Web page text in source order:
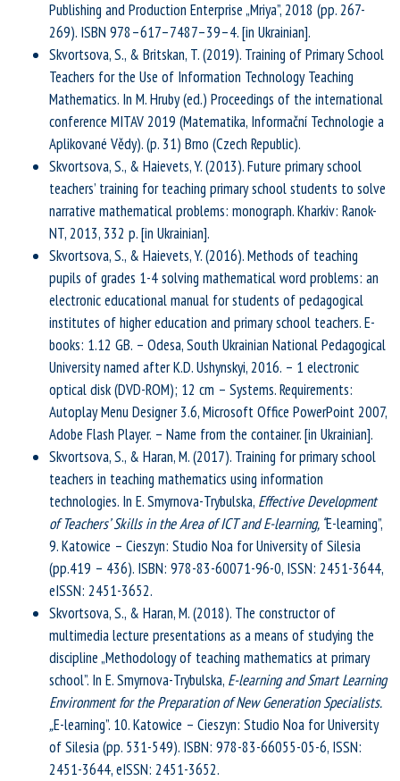
Publishing and Production Enterprise „Mriya”, 2018 (pp. 267-
269). ISBN 978–617–7487–39–4. [in Ukrainian].
Skvortsova, S., & Britskan, T. (2019). Training of Primary School
Teachers for the Use of Information Technology Teaching
Mathematics. In M. Hruby (ed.) Proceedings of the international
conference MITAV 2019 (Matematika, Informační Technologie a
Aplikované Vědy). (p. 31) Brno (Czech Republic).
Skvortsova, S., & Haievets, Y. (2013). Future primary school
teachers’ training for teaching primary school students to solve
narrative mathematical problems: monograph. Kharkiv: Ranok-
NT, 2013, 332 p. [in Ukrainian].
Skvortsova, S., & Haievets, Y. (2016). Methods of teaching
pupils of grades 1-4 solving mathematical word problems: an
electronic educational manual for students of pedagogical
institutes of higher education and primary school teachers. E-
books: 1.12 GB. – Odesa, South Ukrainian National Pedagogical
University named after K.D. Ushynskyi, 2016. – 1 electronic
optical disk (DVD-ROM); 12 cm – Systems. Requirements:
Autoplay Menu Designer 3.6, Microsoft Office PowerPoint 2007,
Adobe Flash Player. – Name from the container. [in Ukrainian].
Skvortsova, S., & Haran, M. (2017). Training for primary school
teachers in teaching mathematics using information
technologies. In E. Smyrnova-Trybulska, Effective Development
of Teachers’ Skills in the Area of ICT and E-learning, “E-learning”,
9. Katowice – Cieszyn: Studio Noa for University of Silesia
(рр.419 – 436). ISBN: 978-83-60071-96-0, ISSN: 2451-3644,
eISSN: 2451-3652.
Skvortsova, S., & Haran, M. (2018). The constructor of
multimedia lecture presentations as a means of studying the
discipline „Methodology of teaching mathematics at primary
school”. In E. Smyrnova-Trybulska, E-learning and Smart Learning
Environment for the Preparation of New Generation Specialists.
„E-learning”. 10. Katowice – Cieszyn: Studio Noa for University
of Silesia (pp. 531-549). ISBN: 978-83-66055-05-6, ISSN:
2451-3644, eISSN: 2451-3652.